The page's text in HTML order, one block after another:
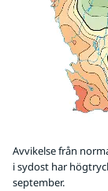
Avvikelse från
i sydost har
september.